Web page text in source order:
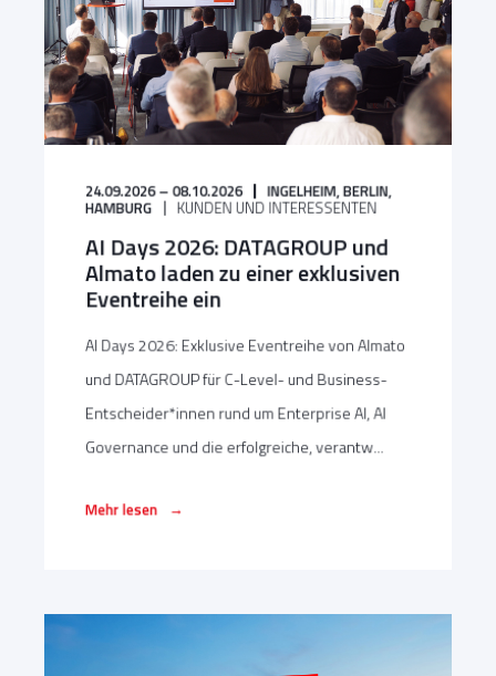
24.09.2026 – 08.10.2026 INGELHEIM,BERLIN,
HAMBURG KUNDEN UND INTERESSENTEN
AI Days 2026: DATAGROUP und
Almato laden zu einer exklusiven
Eventreihe ein
AI Days 2026: Exklusive Eventreihe von Almato
und DATAGROUP für C-Level- und Business-
Entscheider*innen rund um Enterprise AI, AI
Governance und die erfolgreiche, verantw...
Mehr lesen →